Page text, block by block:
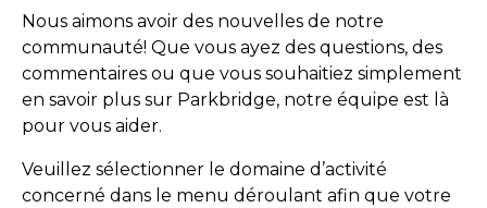
Nous aimons avoir des nouvelles de notre
communauté! Que vous ayez des questions, des
commentaires ou que vous souhaitiez simplement
en savoir plus sur Parkbridge, notre équipe est là
pour vous aider.
Veuillez sélectionner le domaine d’activité
concerné dans le menu déroulant afin que votre